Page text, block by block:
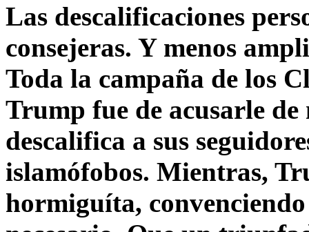
Las descalificaciones
consejeras. Y menos
Toda la campaña de los
Trump fue de acusarle
descalifica a sus
islamófobos. Mientras,
hormiguíta,